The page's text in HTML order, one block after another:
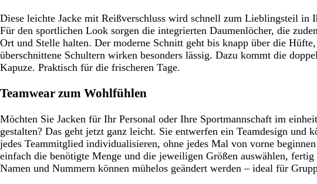
Diese leichte Jacke mit Reißverschluss wird schnell zum Lieblingsteil in
Für den sportlichen Look sorgen die integrierten Daumenlöcher, die
Ort und Stelle halten. Der moderne Schnitt geht bis knapp über die
überschnittene Schultern wirken besonders lässig. Dazu kommt die
Kapuze. Praktisch für die frischeren Tage.
Teamwear zum Wohlfühlen
Möchten Sie Jacken für Ihr Personal oder Ihre Sportmannschaft im
gestalten? Das geht jetzt ganz leicht. Sie entwerfen ein Teamdesign und
jedes Teammitglied individualisieren, ohne jedes Mal von vorne
einfach die benötigte Menge und die jeweiligen Größen auswählen,
Namen und Nummern können mühelos geändert werden – ideal für